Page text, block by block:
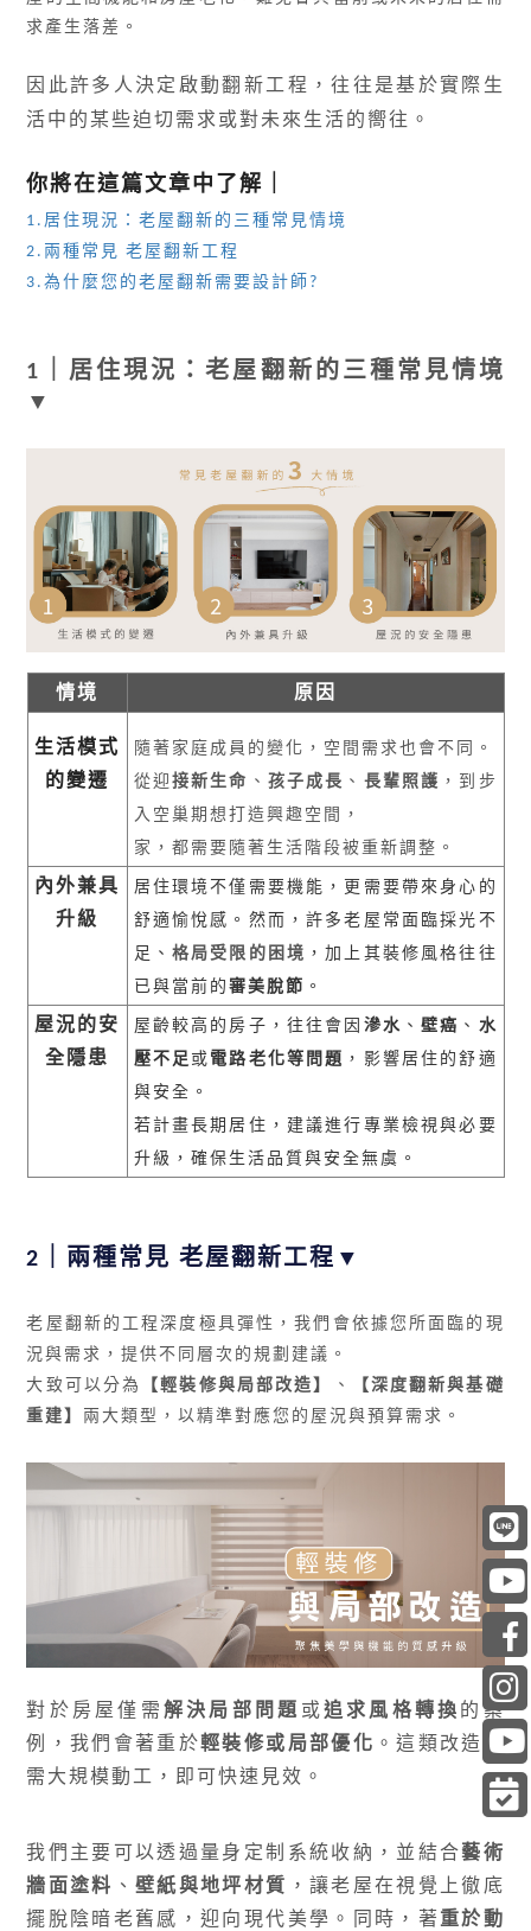
求產生落差。
因此許多人決定啟動翻新工程，往往是基於實際生
活中的某些迫切需求或對未來生活的嚮往。
你將在這篇文章中了解｜
1.居住現況：老屋翻新的三種常見情境
2.兩種常見 老屋翻新工程
3.為什麼您的老屋翻新需要設計師?
1｜居住現況：老屋翻新的三種常見情境
▼
情境 原因
生活模式
的變遷
隨著家庭成員的變化，空間需求也會不同。
從迎 接新生命 、 孩子成長 、 長輩照護 ，到步
入空巢期想打造興趣空間，
家，都需要隨著生活階段被重新調整。
內外兼具
升級
居住環境不僅需要機能，更需要帶來身心的
舒適愉悅感。然而，許多老屋常面臨採光不
足、 格局受限的困境 ，加上其裝修風格往往
已與當前的 審美脫節 。
屋況的安
全隱患
屋齡較高的房子，往往會因 滲水 、壁癌 、 水
壓不足 或 電路老化等問題 ，影響居住的舒適
與安全。
若計畫長期居住，建議進行專業檢視與必要
升級，確保生活品質與安全無虞。
2｜ 兩種常見 老屋翻新工程▼
老屋翻新的工程深度極具彈性，我們會依據您所面臨的現
況與需求，提供不同層次的規劃建議 。
大致可以分為
【輕裝修與局部改造】 、 【深度翻新與基礎
重建 】 兩大類型，以精準對應您的屋況與預算需求。
對於房屋僅需 解決局部問題 或追求風格轉換 的案
例，我們會著重於輕裝修或局部優化 。這類改造無
需大規模動工，即可快速見效。
我們主要可以透過 量身定制系統收納， 並結合藝術
牆面塗料 、壁紙與地坪材質 ，讓老屋在視覺上徹底
擺脫陰暗老舊感，迎向現代美學。同時，著 重於動